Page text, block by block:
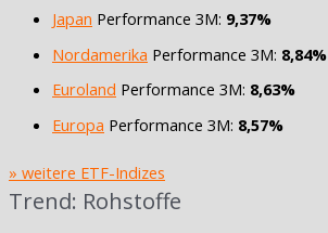
Japan Performance 3M: 9,37%
Nordamerika Performance 3M: 8,84%
Euroland Performance 3M: 8,63%
Europa Performance 3M: 8,57%
» weitere ETF-Indizes
Trend: Rohstoffe